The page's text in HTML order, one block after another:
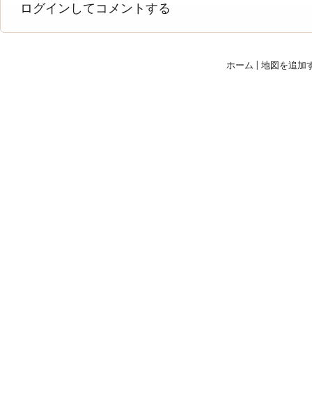
ログインしてコメントする
ホーム | 地図を追加